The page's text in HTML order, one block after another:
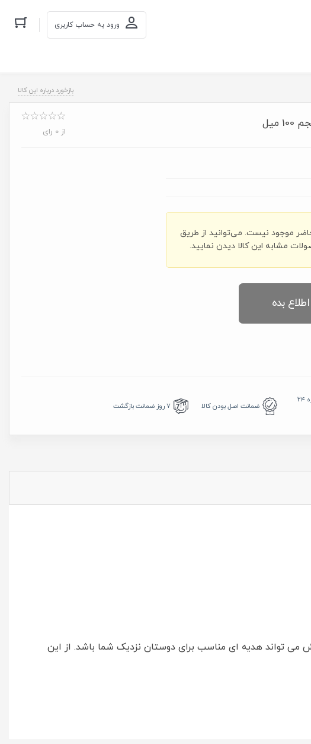
ورود به حساب کاربری
بازخورد درباره این کالا
از 0 رای
موجود نیست. می‌توانید از طریق
مشابه این کالا دیدن نمایید.
بده
پشتیبانی ۷ روزه ۲۴
ضمانت اصل بودن کالا 7 روز ضمانت بازگشت
شده است. ادوپرفیومی که با توجه به حجم 100 میل و قیمت مناسبش می تواند هدیه ای مناسب برای دوستان نزدیک شما باشد. از این